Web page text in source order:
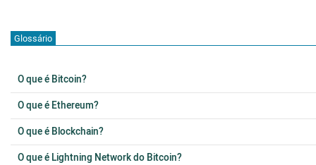
Glossário
O que é Bitcoin?
O que é Ethereum?
O que é Blockchain?
O que é Lightning Network do Bitcoin?